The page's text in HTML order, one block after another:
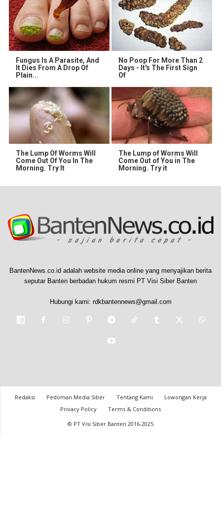
Fungus Is A Parasite, And
It Dies From A Drop Of
Plain...
No Poop For More Than 2
Days - It's The First Sign
Of
The Lump Of Worms Will
Come Out Of You In The
Morning. Try It
The Lump of Worms Will
Come Out of You in The
Morning. Try it
BantenNews.co.id adalah website media online yang menyajikan berita
seputar Banten berbadan hukum resmi PT Visi Siber Banten
Hubungi kami: rdkbantennews@gmail.com
Redaksi Pedoman Media Siber Tentang Kami
Lowongan Kerja
Privacy Policy
Terms & Conditions
© PT Visi Siber Banten 2016-2025